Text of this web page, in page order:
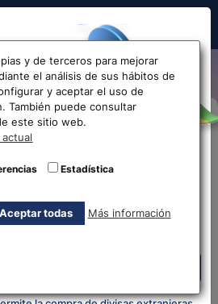
tu oficina más
tu oficina
¿Qué moneda
Cantidad en
y de terceros para mejorar
el análisis de sus hábitos de
y aceptar el uso de
También puede consultar
este sitio web.
Estadística
Aceptar todas Más información